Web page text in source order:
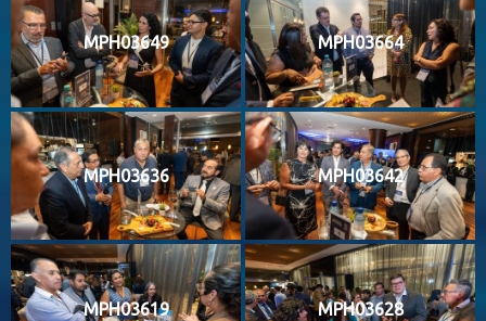
MPH03649 MPH03664
MPH03636 MPH03642
MPH03619 MPH03628